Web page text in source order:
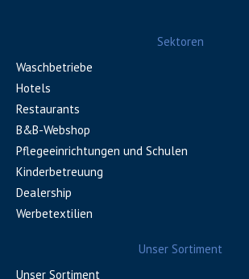
Sektoren
Waschbetriebe
Hotels
Restaurants
B&B-Webshop
Pflegeeinrichtungen und Schulen
Kinderbetreuung
Dealership
Werbetextilien
Unser Sortiment
Unser Sortiment